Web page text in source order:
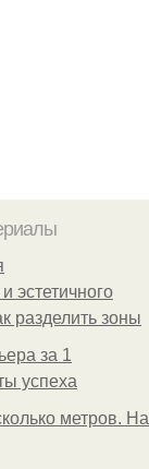
эстетичного
разделить зоны
за 1
успеха
метров. На